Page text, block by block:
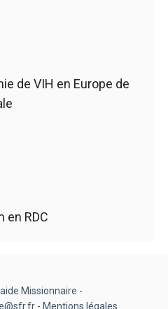
de VIH en Europe de
en RDC
Missionnaire -
- Mentions légales